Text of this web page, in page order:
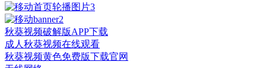
秋葵视频破解版APP下载
成人秋葵视频在线观看
秋葵视频黄色免费版下载官网